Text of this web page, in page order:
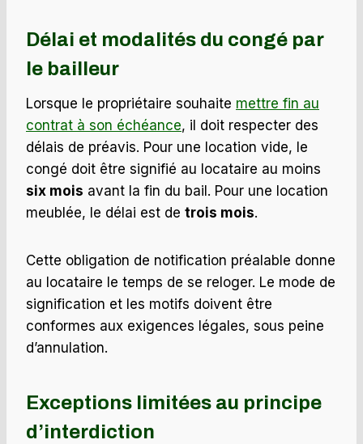
Délai et modalités du congé par
le bailleur
Lorsque le propriétaire souhaite mettre fin au
contrat à son échéance, il doit respecter des
délais de préavis. Pour une location vide, le
congé doit être signifié au locataire au moins
six mois avant la fin du bail. Pour une location
meublée, le délai est de trois mois.
Cette obligation de notification préalable donne
au locataire le temps de se reloger. Le mode de
signification et les motifs doivent être
conformes aux exigences légales, sous peine
d’annulation.
Exceptions limitées au principe
d’interdiction